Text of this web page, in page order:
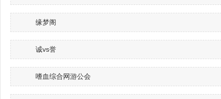
缘梦阁
诚vs誉
嗜血综合网游公会